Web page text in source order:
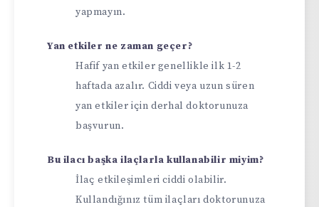
yapmayın.
Yan etkiler ne zaman geçer?
Hafif yan etkiler genellikle ilk 1-2
haftada azalır. Ciddi veya uzun süren
yan etkiler için derhal doktorunuza
başvurun.
Bu ilacı başka ilaçlarla kullanabilir miyim?
İlaç etkileşimleri ciddi olabilir.
Kullandığınız tüm ilaçları doktorunuza